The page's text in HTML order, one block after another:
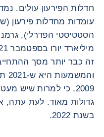
חדלות הפירעון עולים.
עומדות מחדלות פירעון
2009, כי למרות שיש
גדולות מאוד. לעת עתה,
בשנת 2022.